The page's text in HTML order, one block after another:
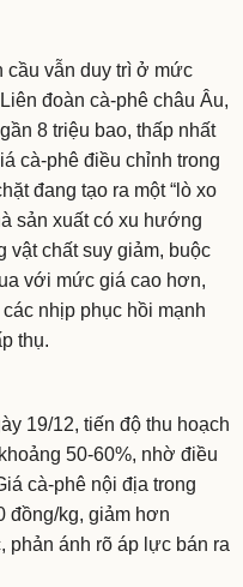
cầu vẫn duy trì ở mức
đoàn cà-phê châu Âu,
8 triệu bao, thấp nhất
cà-phê điều chỉnh trong
đang tạo ra một “lò xo
sản xuất có xu hướng
vật chất suy giảm, buộc
với mức giá cao hơn,
nhịp phục hồi mạnh
thụ.
19/12, tiến độ thu hoạch
50-60%, nhờ điều
cà-phê nội địa trong
đồng/kg, giảm hơn
phản ánh rõ áp lực bán ra